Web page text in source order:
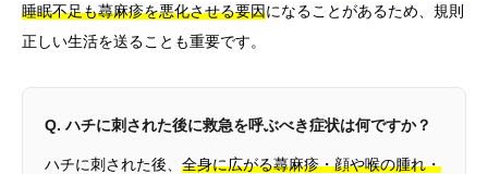
睡眠不足も蕁麻疹を悪化させる要因になることがあるため、規則
正しい生活を送ることも重要です。
Q. ハチに刺された後に救急を呼ぶべき症状は何ですか？
ハチに刺された後、 全身に広がる蕁麻疹・顔や喉の腫れ・